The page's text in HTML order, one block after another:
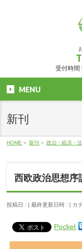
受付時間
MENU
新刊
HOME » 新刊 » 政治・経済・
西欧政治思想序
投稿日 : 最終更新日時 : カ
Pocket